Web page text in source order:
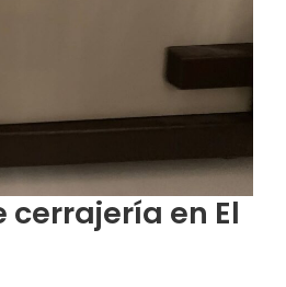
cerrajería en El